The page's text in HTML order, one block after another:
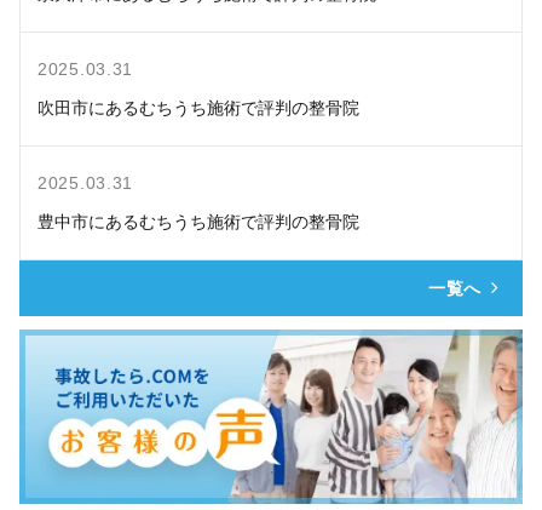
2025.03.31
吹田市にあるむちうち施術で評判の整骨院
2025.03.31
豊中市にあるむちうち施術で評判の整骨院
一覧へ